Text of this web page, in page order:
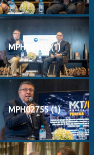
MPH02751 (1)
MPH02755 (1)